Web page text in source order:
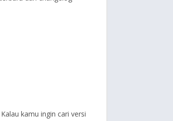
kamu ingin cari versi